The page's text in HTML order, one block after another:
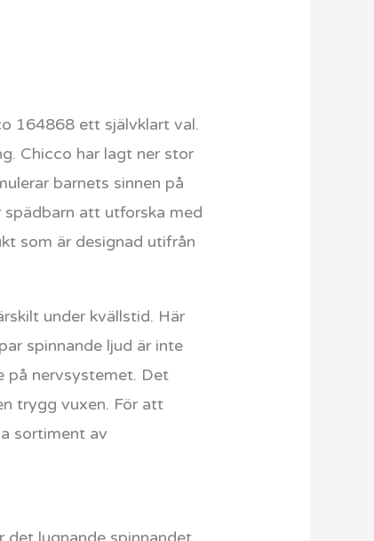
164868 ett självklart val.
Chicco har lagt ner stor
barnets sinnen på
att utforska med
som är designad utifrån
under kvällstid. Här
spinnande ljud är inte
på nervsystemet. Det
trygg vuxen. För att
sortiment av